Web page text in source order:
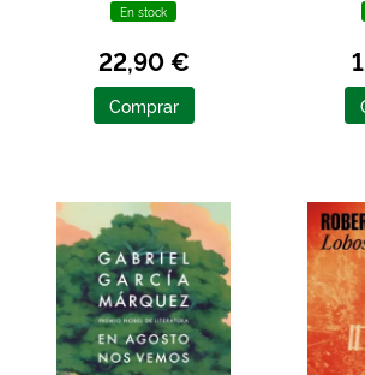
En stock
22,90 €
Comprar